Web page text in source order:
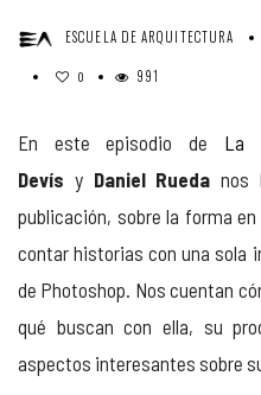
ESCUELA DE ARQUITECTURA
0 991
En este episodio de La
Devís y Daniel Rueda nos
publicación, sobre la forma
contar historias con una sola
de Photoshop. Nos cuentan
qué buscan con ella, su
aspectos interesantes sobre